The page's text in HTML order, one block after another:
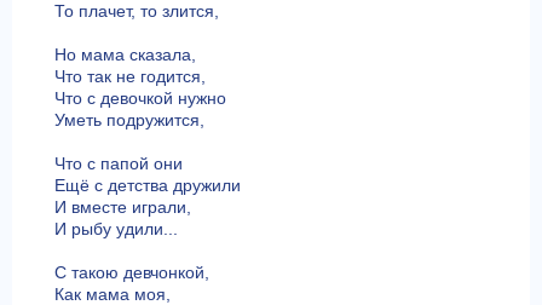
То плачет, то злится,
Но мама сказала,
Что так не годится,
Что с девочкой нужно
Уметь подружится,
Что с папой они
Ещё с детства дружили
И вместе играли,
И рыбу удили...
С такою девчонкой,
Как мама моя,